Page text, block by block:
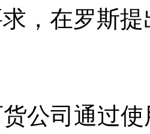
求，在罗斯
实
正
公司通过